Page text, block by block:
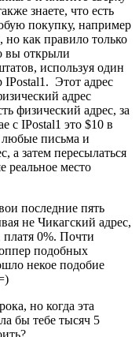
знаете, что есть
покупку, например
как правило только
вы открыли
используя один
Этот адрес
адрес
физический адрес, за
с IPostal1 это $10 в
любые письма и
а затем пересылаться
реальное место
последние пять
не Чикагский адрес,
платя 0%. Почти
подобных
некое подобие
но когда эта
бы тебе тысяч 5